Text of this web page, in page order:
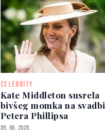
CELEBRITY
Kate Middleton susrela
bivšeg momka na svadbi
Petera Phillipsa
09. 06. 2026.